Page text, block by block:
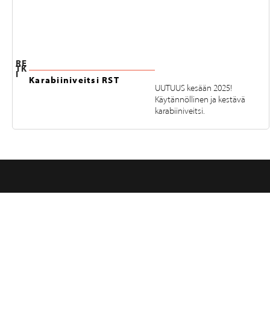
RE
TK
I
Karabiiniveitsi RST
UUTUUS kesään 2025!
Käytännöllinen ja kestävä
karabiiniveitsi.